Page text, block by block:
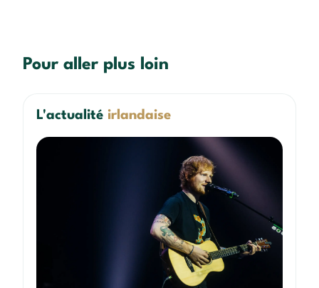
Pour aller plus loin
L'actualité irlandaise